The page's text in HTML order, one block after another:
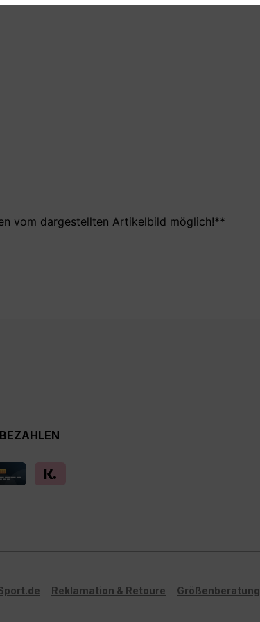
vom dargestellten Artikelbild möglich!**
Reklamation & Retoure Größenberatung